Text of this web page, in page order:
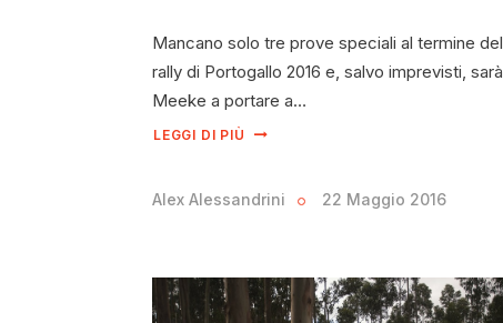
Mancano solo tre prove speciali al termine del
rally di Portogallo 2016 e, salvo imprevisti, sarà
Meeke a portare a…
LEGGI DI PIÙ
Alex Alessandrini 22 Maggio 2016